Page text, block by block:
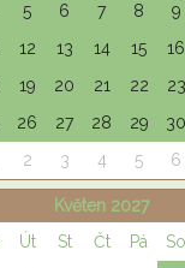
5 6 7 8
9
12 13 14 15
16
19 20 21 22
23
26 27 28 29
30
2 3 4 5 6
Květen 2027
Út St Čt Pá
So